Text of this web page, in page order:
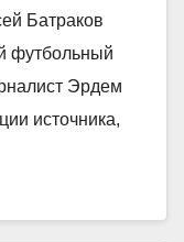
Батраков
футбольный
Эрдем
источника,